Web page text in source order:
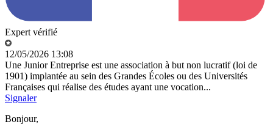
Expert vérifié
12/05/2026 13:08
Une Junior Entreprise est une association à but non lucratif (loi de
1901) implantée au sein des Grandes Écoles ou des Universités
Françaises qui réalise des études ayant une vocation...
Signaler
Bonjour,